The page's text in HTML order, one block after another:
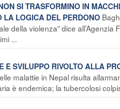
SI TRASFORMINO IN
LA LOGICA DEL PERDONO
della violenza” dice
...
E SVILUPPO RIVOLTO ALLA
malattie in Nepal risulta
è endemica; la tubercolosi